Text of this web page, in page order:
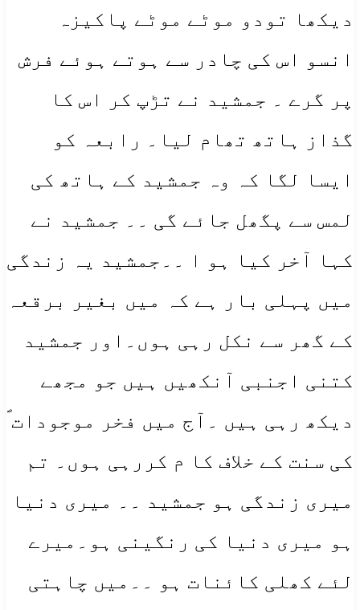
دیکھا تودو موٹے موٹے پاکیزہ
انسو اس کی چادر سے ہوتے ہوئے فرش
پر گرے ۔ جمشید نے تڑپ کر اس کا
گذاز ہاتھ تھام لیا۔ رابعہ کو
ایسا لگا کہ وہ جمشید کے ہاتھ کی
لمس سے پگھل جائے گی ۔۔ جمشید نے
کہا آخر کیا ہو ا ۔۔جمشید یہ زندگی
میں پہلی بار ہے کہ میں بغیر برقعہ
کے گھر سے نکل رہی ہوں۔اور جمشید
کتنی اجنبی آنکھیں ہیں جو مجھے
دیکھ رہی ہیں ۔آج میں فخر موجودات ؐ
کی سنت کے خلاف کا م کررہی ہوں۔ تم
میری زندگی ہو جمشید ۔۔ میری دنیا
ہو میری دنیا کی رنگینی ہو۔میرے
لئے کھلی کائنات ہو ۔۔میں چاہتی